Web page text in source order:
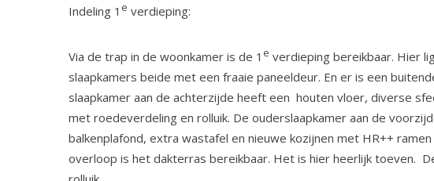
Indeling 1 e verdieping:
Via de trap in de woonkamer is de 1 e verdieping bereikbaar. Hier
slaapkamers beide met een fraaie paneeldeur. En er is een
slaapkamer aan de achterzijde heeft een houten vloer, diverse
met roedeverdeling en rolluik. De ouderslaapkamer aan de
balkenplafond, extra wastafel en nieuwe kozijnen met HR++
overloop is het dakterras bereikbaar. Het is hier heerlijk toeven.